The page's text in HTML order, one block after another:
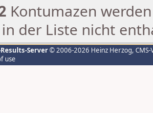
Kontumazen
der Liste nicht
Server© 2006-2026 Heinz Herzog,
use